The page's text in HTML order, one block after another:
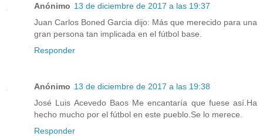
Anónimo 13 de diciembre de 2017 a las 19:37
Juan Carlos Boned Garcia dijo: Más que merecido para una
gran persona tan implicada en el fútbol base.
Responder
Anónimo 13 de diciembre de 2017 a las 19:38
José Luis Acevedo Baos Me encantaría que fuese así.Ha
hecho mucho por el fútbol en este pueblo.Se lo merece.
Responder